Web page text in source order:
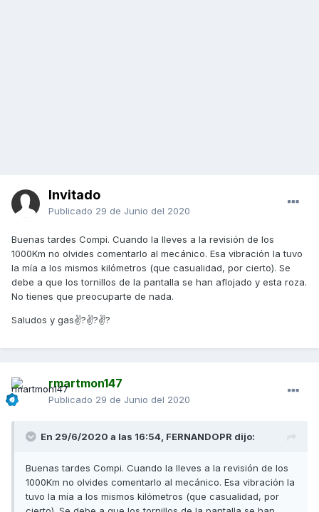
Invitado
Publicado 29 de Junio del 2020
Buenas tardes Compi. Cuando la lleves a la revisión de los
1000Km no olvides comentarlo al mecánico. Esa vibración la tuvo
la mía a los mismos kilómetros (que casualidad, por cierto). Se
debe a que los tornillos de la pantalla se han aflojado y esta roza.
No tienes que preocuparte de nada.
Saludos y gas✌?✌?✌?
rmartmon147
Publicado 29 de Junio del 2020
En 29/6/2020 a las 16:54, FERNANDOPR dijo:
Buenas tardes Compi. Cuando la lleves a la revisión de los
1000Km no olvides comentarlo al mecánico. Esa vibración la
tuvo la mía a los mismos kilómetros (que casualidad, por